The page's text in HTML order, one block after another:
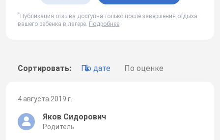
Сортировать: По дате По оценке
4 августа 2019 г.
Яков Сидорович
Родитель
* Публикация отзыва доступна только после завершения отдыха
вашего ребенка в лагере. Подробнее